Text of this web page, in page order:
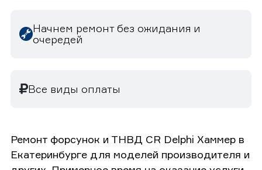
Начнем ремонт без ожидания и
очередей
Все виды оплаты
Ремонт форсунок и ТНВД CR Delphi Хаммер в
Екатеринбурге для моделей производителя и